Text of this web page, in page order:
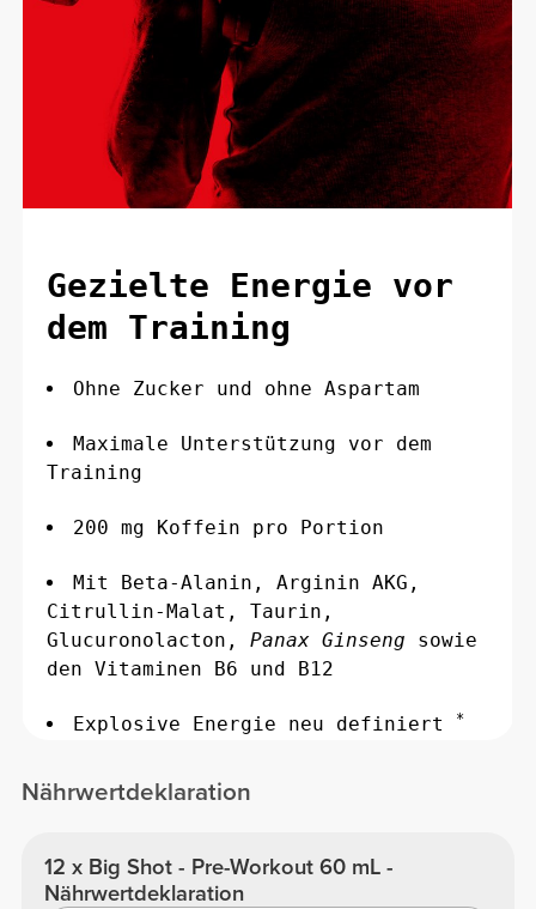
Gezielte Energie vor
dem Training
Ohne Zucker und ohne Aspartam
Maximale Unterstützung vor dem
Training
200 mg Koffein pro Portion
Mit Beta-Alanin, Arginin AKG,
Citrullin-Malat, Taurin,
Glucuronolacton,Panax Ginseng sowie
den Vitaminen B6 und B12
Explosive Energie neu definiert *
Erhältlich in unwiderstehlichen
Geschmacksrichtungen
Verringerung von Müdigkeit und Ermüdung bei.
Nährwertdeklaration
12 x Big Shot - Pre-Workout 60 mL -
Nährwertdeklaration